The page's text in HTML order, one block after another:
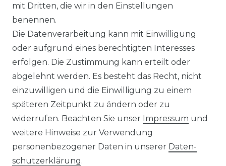
Sie sind Wiederverkäufer?
Sie erreichen uns unter :
https://avancarte.de/
oder telefonisch unter: 0421 - 434430
Wir versenden mit
Zahlungsmöglichkeiten
mit Dritten, die wir in den Einstellungen
benennen.
Die Datenverarbeitung kann mit Einwilligung
oder aufgrund eines berechtigten Interesses
erfolgen. Die Zustimmung kann erteilt oder
abgelehnt werden. Es besteht das Recht, nicht
einzuwilligen und die Einwilligung zu einem
späteren Zeitpunkt zu ändern oder zu
widerrufen. Beachten Sie unser Impressum und
weitere Hinweise zur Verwendung
personenbezogener Daten in unserer Daten­
schutz­erklärung.